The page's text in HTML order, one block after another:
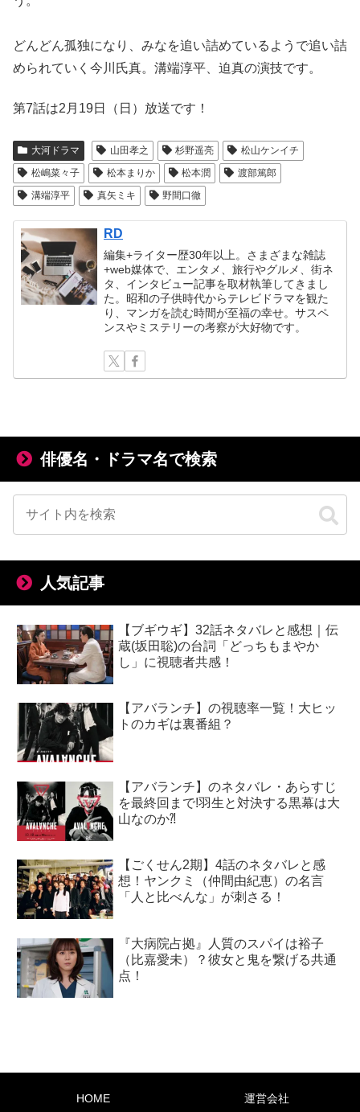
どんどん孤独になり、みなを追い詰めているようで追い詰
められていく今川氏真。溝端淳平、迫真の演技です。
第7話は2月19日（日）放送です！
大河ドラマ 山田孝之 杉野遥亮
松山ケンイチ
松嶋菜々子
松本まりか 松本潤
渡部篤郎
溝端淳平
真矢ミキ 野間口徹
RD
編集+ライター歴30年以上。さまざまな雑誌
+web媒体で、エンタメ、旅行やグルメ、街ネ
タ、インタビュー記事を取材執筆してきまし
た。昭和の子供時代からテレビドラマを観た
り、マンガを読む時間が至福の幸せ。サスペ
ンスやミステリーの考察が大好物です。
俳優名・ドラマ名で検索
人気記事
【ブギウギ】32話ネタバレと感想｜伝
蔵(坂田聡)の台詞「どっちもまやか
し」に視聴者共感！
【アバランチ】の視聴率一覧！大ヒッ
トのカギは裏番組？
【アバランチ】のネタバレ・あらすじ
を最終回まで!羽生と対決する黒幕は大
山なのか⁈
【ごくせん2期】4話のネタバレと感
想！ヤンクミ（仲間由紀恵）の名言
「人と比べんな」が刺さる！
『大病院占拠』人質のスパイは裕子
（比嘉愛未）？彼女と鬼を繋げる共通
点！
HOME 運営会社